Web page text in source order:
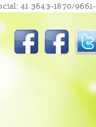
41 3643-1870/